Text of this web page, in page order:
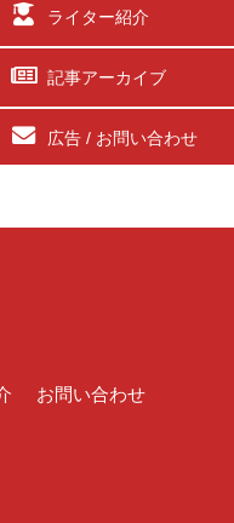
ライター紹介
記事アーカイブ
広告 / お問い合わせ
お問い合わせ